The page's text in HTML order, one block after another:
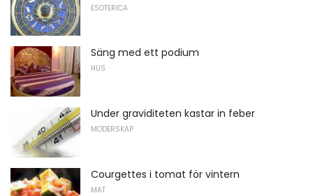
ESOTERICA
Säng med ett podium
HUS
Under graviditeten kastar in feber
MODERSKAP
Courgettes i tomat för vintern
MAT